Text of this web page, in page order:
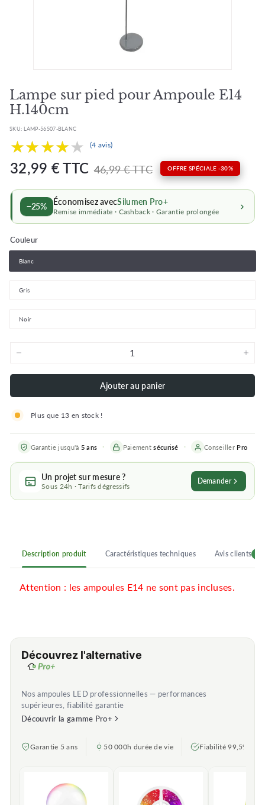
Lampe sur pied pour Ampoule E14
H.140cm
SKU: LAMP-56507-BLANC
★★★★★
★★★★★
(4 avis)
barré
32,99 € TTC32,99
€
régulier
46,99 € TTC46,99OFFRE SPÉCIALE -30%
−25% Économisez avecSilumen Pro+
Remise immédiate · Cashback · Garantie prolongée
Couleur
Blanc
Gris
Noir
Ajouter au panier
Plus que 13 en stock !
Garantie jusqu'à 5 ans Paiementsécurisé Conseiller Pro
Un projet sur mesure ?
Sous 24h · Tarifs dégressifs
Demander
Description produit Caractéristiques techniques Avis clients
Attention : les ampoules E14 ne sont pas incluses.
Découvrez l'alternative
Nos ampoules LED professionnelles — performances
supérieures, fiabilité garantie
Découvrir la gamme Pro+
Garantie 5 ans 50 000h durée de vie Fiabilité 99,5%